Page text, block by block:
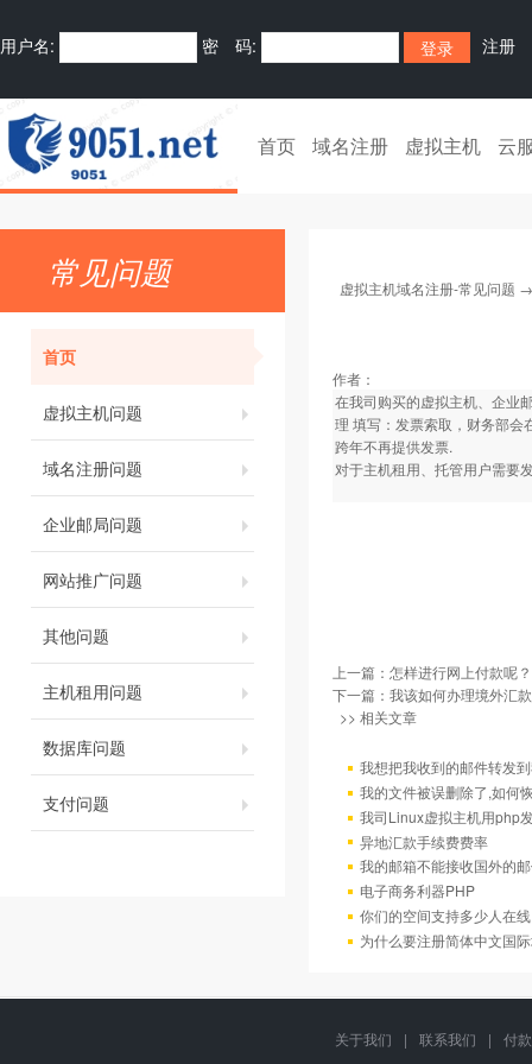
用户名: 密 码: 注册
首页 域名注册 虚拟主机 云
常见问题
首页
虚拟主机问题
域名注册问题
企业邮局问题
网站推广问题
其他问题
主机租用问题
数据库问题
支付问题
虚拟主机域名注册-常见问题
作者：
在我司购买的虚拟主机、企业
理 填写：发票索取，财务部会
跨年不再提供发票.
对于主机租用、托管用户需要
上一篇： 怎样进行网上付款呢？
下一篇： 我该如何办理境外汇
>> 相关文章
我想把我收到的邮件转发
我的文件被误删除了,如何
我司Linux虚拟主机用php
异地汇款手续费费率
我的邮箱不能接收国外的
电子商务利器PHP
你们的空间支持多少人在
为什么要注册简体中文国
关于我们 | 联系我们 |
付